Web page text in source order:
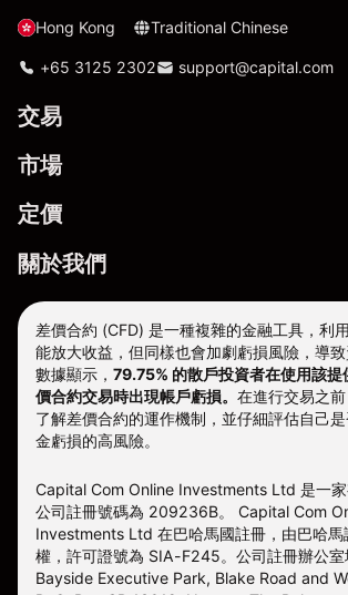
Hong Kong Traditional Chinese
+65 3125 2302 support@capital.com
交易
市場
定價
關於我們
差價合約 (CFD) 是一種複雜的金融工具，利
能放大收益，但同樣也會加劇虧損風險，導致
數據顯示， 79.75% 的散戶投資者在使用該提
價合約交易時出現帳戶虧損。 在進行交易之
了解差價合約的運作機制，並仔細評估自己
金虧損的高風險。
Capital Com Online Investments Ltd 是一家
公司註冊號碼為 209236B。 Capital Com
Investments Ltd 在巴哈馬國註冊，由巴哈馬
權，許可證號為 SIA-F245。公司註冊辦公
Bayside Executive Park, Blake Road and